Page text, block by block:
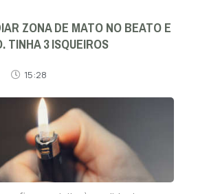
ZONA DE MATO NO BEATO E
TINHA 3 ISQUEIROS
15:28